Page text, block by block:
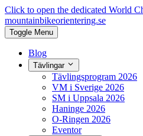
Click to open the dedicated World
mountainbikeorientering.se
Toggle Menu
Blog
Tävlingar
Tävlingsprogram 2026
VM i Sverige 2026
SM i Uppsala 2026
Haninge 2026
O-Ringen 2026
Eventor